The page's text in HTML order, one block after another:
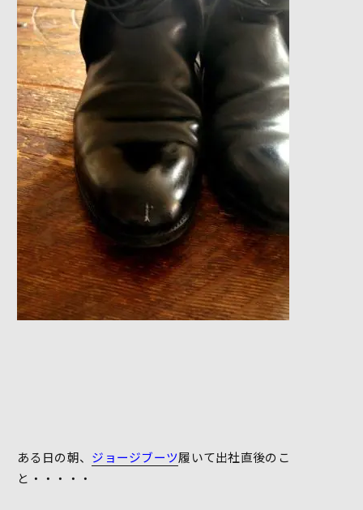
ある日の朝、 ジョージブーツ履いて出社直後のこ
と・・・・・